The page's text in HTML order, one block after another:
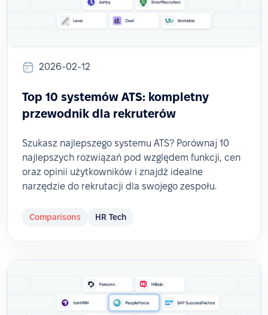
2026-02-12
Top 10 systemów ATS: kompletny
przewodnik dla rekruterów
Szukasz najlepszego systemu ATS? Porównaj 10
najlepszych rozwiązań pod względem funkcji, cen
oraz opinii użytkowników i znajdź idealne
narzędzie do rekrutacji dla swojego zespołu.
Comparisons HR Tech